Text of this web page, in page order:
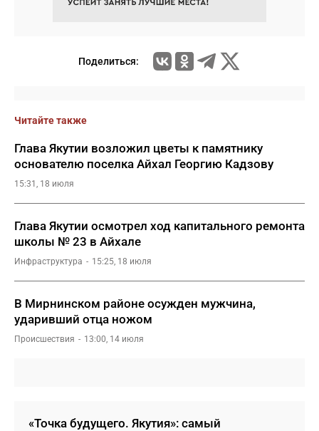
Поделиться:
Читайте также
Глава Якутии возложил цветы к памятнику
основателю поселка Айхал Георгию Кадзову
15:31, 18 июля
Глава Якутии осмотрел ход капитального ремонта
школы № 23 в Айхале
Инфраструктура 15:25, 18 июля
В Мирнинском районе осужден мужчина,
ударивший отца ножом
Происшествия 13:00, 14 июля
«Точка будущего. Якутия»: самый